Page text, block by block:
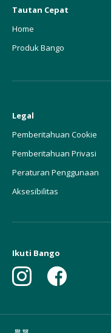
Tautan Cepat
Home
Produk Bango
Legal
Pemberitahuan Cookie
Pemberitahuan Privasi
Peraturan Penggunaan
Aksesibilitas
Ikuti Bango